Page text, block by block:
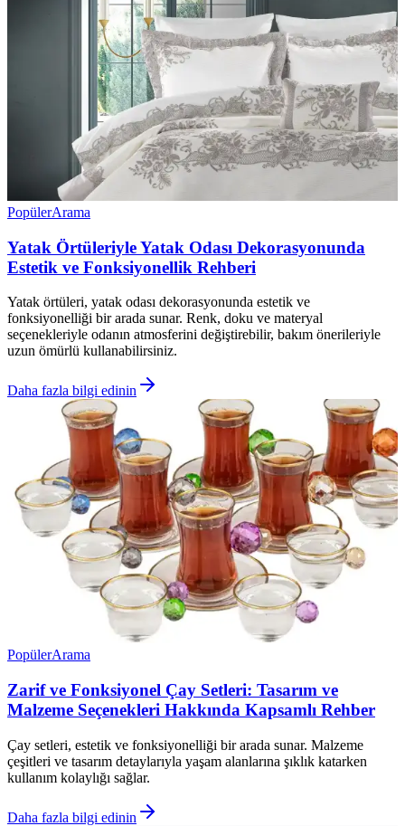
PopülerArama
Yatak Örtüleriyle Yatak Odası Dekorasyonunda
Estetik ve Fonksiyonellik Rehberi
Yatak örtüleri, yatak odası dekorasyonunda estetik ve
fonksiyonelliği bir arada sunar. Renk, doku ve materyal
seçenekleriyle odanın atmosferini değiştirebilir, bakım önerileriyle
uzun ömürlü kullanabilirsiniz.
Daha fazla bilgi edinin
PopülerArama
Zarif ve Fonksiyonel Çay Setleri: Tasarım ve
Malzeme Seçenekleri Hakkında Kapsamlı Rehber
Çay setleri, estetik ve fonksiyonelliği bir arada sunar. Malzeme
çeşitleri ve tasarım detaylarıyla yaşam alanlarına şıklık katarken
kullanım kolaylığı sağlar.
Daha fazla bilgi edinin